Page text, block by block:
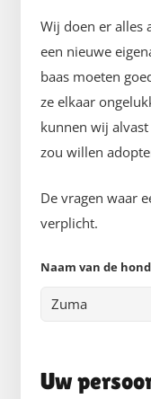
Wij doen er alles
een nieuwe
baas moeten
ze elkaar
kunnen wij
zou willen
De vragen waar
verplicht.
Naam van de hond
Uw